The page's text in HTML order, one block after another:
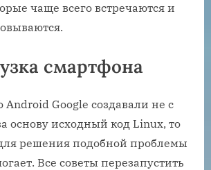
чаще всего встречаются и
смартфона
Android Google создавали не с
основу исходный код Linux, то
решения подобной проблемы
Все советы перезапустить